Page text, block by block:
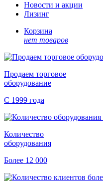
Новости и акции
Лизинг
Корзина
нет товаров
Продаем торговое
оборудование
С 1999 года
Количество
оборудования
Более 12 000